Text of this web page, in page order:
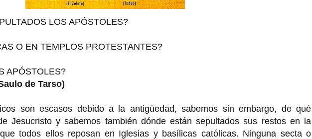
LOS APÓSTOLES?
O EN TEMPLOS PROTESTANTES?
APÓSTOLES?
de Tarso)
son escasos debido a la antigüedad, sabemos sin embargo, de qué
Jesucristo y sabemos también dónde están sepultados sus restos en la
todos ellos reposan en Iglesias y basílicas católicas. Ninguna secta o